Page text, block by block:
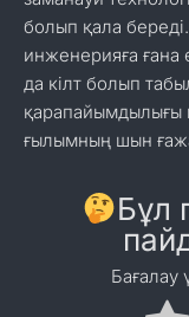
болып қала
инженерияға ғана
да кілт болып
қарапайымдылығы
ғылымның шын
Бұл
Бағалау